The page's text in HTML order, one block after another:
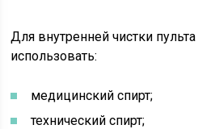
Для внутренней чистки
использовать:
медицинский спирт;
технический спирт;